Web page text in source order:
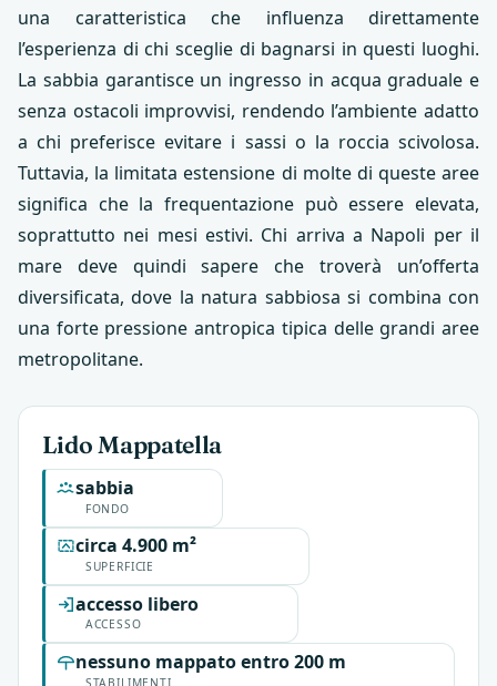
una caratteristica che influenza direttamente
l’esperienza di chi sceglie di bagnarsi in questi luoghi.
La sabbia garantisce un ingresso in acqua graduale e
senza ostacoli improvvisi, rendendo l’ambiente adatto
a chi preferisce evitare i sassi o la roccia scivolosa.
Tuttavia, la limitata estensione di molte di queste aree
significa che la frequentazione può essere elevata,
soprattutto nei mesi estivi. Chi arriva a Napoli per il
mare deve quindi sapere che troverà un’offerta
diversificata, dove la natura sabbiosa si combina con
una forte pressione antropica tipica delle grandi aree
metropolitane.
Lido Mappatella
FONDO
sabbia
SUPERFICIE
circa 4.900 m²
ACCESSO
accesso libero
STABILIMENTI
nessuno mappato entro 200 m